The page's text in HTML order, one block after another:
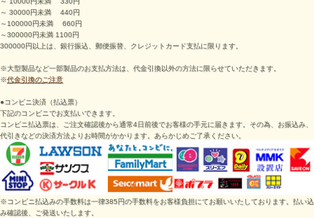
～ 30000円未満 440円
～100000円未満 660円
～300000円未満 1100円
300000円以上は、銀行振込、郵便振替、クレジットカード支払に限ります。
※大型製品など一部製品のお支払方法は、代金引換以外の方法に限らせていただきます。
※代金引換のご注意
●コンビニ決済（払込票）
下記のコンビニでお支払いできます。
コンビニ払込票は、ご注文確認後から通常4日前後でお客様の手元に届きます。その為、お振込み、
代引きなどの決済方法よりお時間がかかります。あらかじめご了承ください。
※コンビニ払込みの手数料は一律385円の手数料をお客様負担にてお願いいたしております。払い込
み確認後、ご発送いたします。